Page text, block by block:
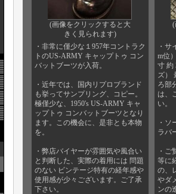
(画像をクリックすると大
きく見られます)
・非常に僅少な１957年コントラク
トのUS-ARMY キャップトゥ コン
バットブーツが入荷。
・近年では、国内リプロブランド
も挙ってサンプリング、コピー。
極僅少な、1950's US-ARMY キャ
ップトゥ コンバットブーツとなり
ます。この機会に、是非とも本物
を。
・弊店バイヤーが雰囲気や風合い
と判断した、実際の着用には 問題
のない ビンテージ特有の経年感や
使用感が少々ございます。ご了承
下さい。
(
・サ
m位
寸 約
ズ）
ろ部
は、
い。
・ソ
ラバ
・ご
等に
の、
やダ
ンの